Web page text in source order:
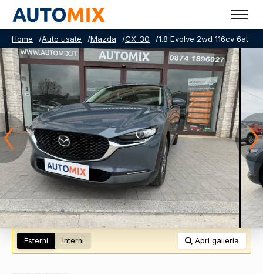
Home /Auto usate /Mazda /CX-30 /1.8 Evolve 2wd 116cv 6at
Esterni Interni Apri galleria